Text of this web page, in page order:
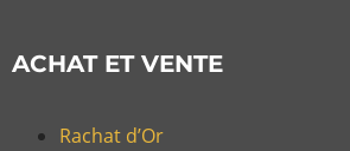
ACHAT ET VENTE
Rachat d’Or